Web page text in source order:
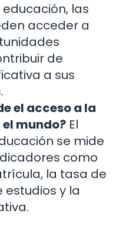
las
acceder a
de
a sus
el acceso a la
mundo? El
se mide
como
la tasa de
estudios y la